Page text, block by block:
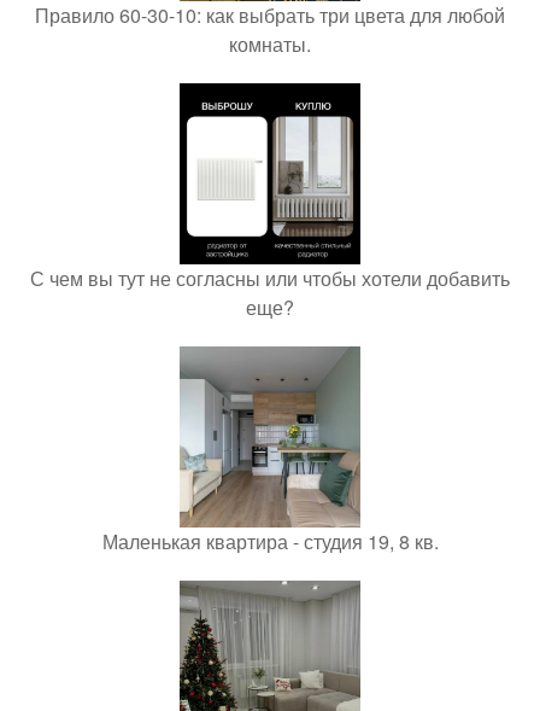
Правило 60-30-10: как выбрать три цвета для любой
комнаты.
С чем вы тут не согласны или чтобы хотели добавить
еще?
Маленькая квартира - студия 19, 8 кв.